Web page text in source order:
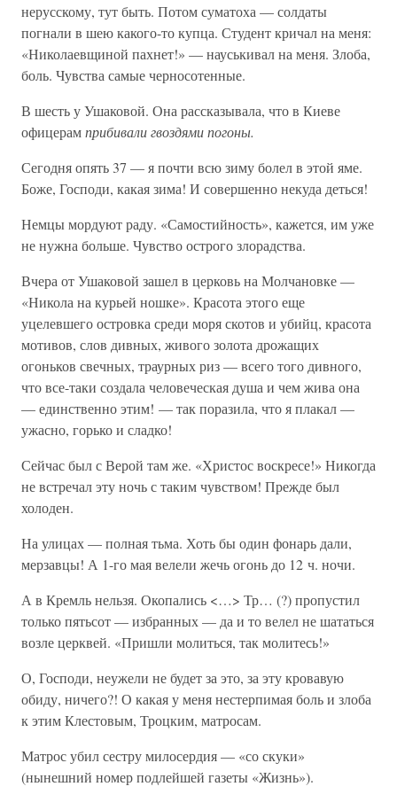
нерусскому, тут быть. Потом суматоха — солдаты
погнали в шею какого-то купца. Студент кричал на меня:
«Николаевщиной пахнет!» — науськивал на меня. Злоба,
боль. Чувства самые черносотенные.
В шесть у Ушаковой. Она рассказывала, что в Киеве
офицерамприбивали гвоздями погоны.
Сегодня опять 37 — я почти всю зиму болел в этой яме.
Боже, Господи, какая зима! И совершенно некуда деться!
Немцы мордуют раду. «Самостийность», кажется, им уже
не нужна больше. Чувство острого злорадства.
Вчера от Ушаковой зашел в церковь на Молчановке —
«Никола на курьей ношке». Красота этого еще
уцелевшего островка среди моря скотов и убийц, красота
мотивов, слов дивных, живого золота дрожащих
огоньков свечных, траурных риз — всего того дивного,
что все-таки создала человеческая душа и чем жива она
— единственно этим! — так поразила, что я плакал —
ужасно, горько и сладко!
Сейчас был с Верой там же. «Христос воскресе!» Никогда
не встречал эту ночь с таким чувством! Прежде был
холоден.
На улицах — полная тьма. Хоть бы один фонарь дали,
мерзавцы! А 1-го мая велели жечь огонь до 12 ч. ночи.
А в Кремль нельзя. Окопались <…> Тр… (?) пропустил
только пятьсот — избранных — да и то велел не шататься
возле церквей. «Пришли молиться, так молитесь!»
О, Господи, неужели не будет за это, за эту кровавую
обиду, ничего?! О какая у меня нестерпимая боль и злоба
к этим Клестовым, Троцким, матросам.
Матрос убил сестру милосердия — «со скуки»
(нынешний номер подлейшей газеты «Жизнь»).